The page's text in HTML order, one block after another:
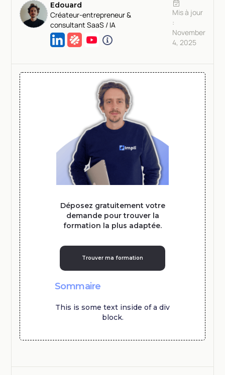
Edouard
Créateur-entrepreneur &
consultant SaaS / IA
Mis à jour
:
November
4, 2025
Déposez gratuitement votre
demande pour trouver la
formation la plus adaptée.
Trouver ma formation
Sommaire
This is some text inside of a div
block.